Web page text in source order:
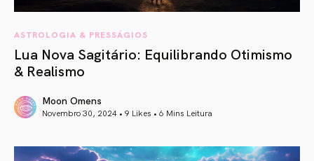
ASTROLOGIA & PRESSÁGIOS
Lua Nova Sagitário: Equilibrando Otimismo
& Realismo
Moon Omens
Novembro 30, 2024 • 9 Likes • 6 Mins Leitura